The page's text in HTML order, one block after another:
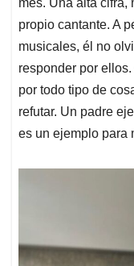
mes. Una alta cifra,
propio cantante. A
musicales, él no
responder por
por todo tipo de
refutar. Un padre
es un ejemplo para